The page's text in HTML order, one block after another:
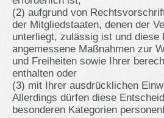
(2) aufgrund von
der Mitgliedstaaten, denen der
unterliegt, zulässig ist und diese
angemessene Maßnahmen zur
und Freiheiten sowie Ihrer
enthalten oder
(3) mit Ihrer ausdrücklichen
Allerdings dürfen diese
besonderen Kategorien